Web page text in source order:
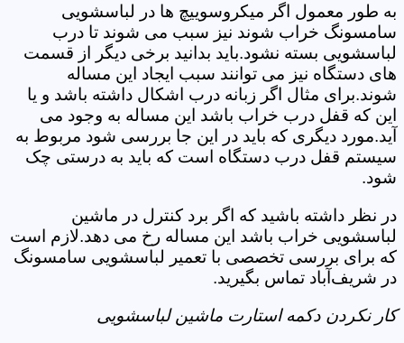
به طور معمول اگر میکروسوییچ ها در لباسشویی
سامسونگ خراب شوند نیز سبب می شوند تا درب
لباسشویی بسته نشود.باید بدانید برخی دیگر از قسمت
های دستگاه نیز می توانند سبب ایجاد این مساله
شوند.برای مثال اگر زبانه درب اشکال داشته باشد و یا
این که قفل درب خراب باشد این مساله به وجود می
آید.مورد دیگری که باید در این جا بررسی شود مربوط به
سیستم قفل درب دستگاه است که باید به درستی چک
شود.
در نظر داشته باشید که اگر برد کنترل در ماشین
لباسشویی خراب باشد این مساله رخ می دهد.لازم است
که برای بررسی تخصصی با تعمیر لباسشویی سامسونگ
در شریف‌آباد تماس بگیرید.
کار نکردن دکمه استارت ماشین لباسشویی